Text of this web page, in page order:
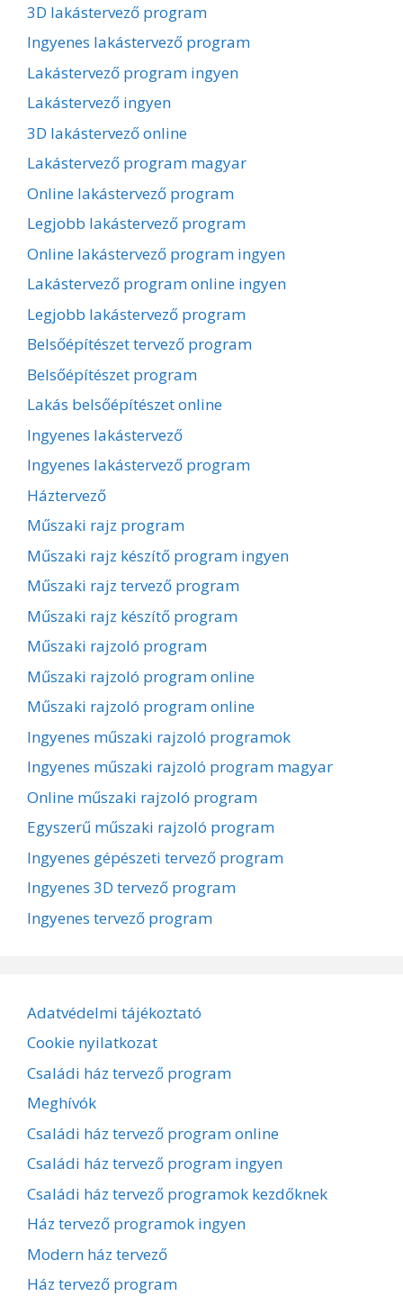
3D lakástervező program
Ingyenes lakástervező program
Lakástervező program ingyen
Lakástervező ingyen
3D lakástervező online
Lakástervező program magyar
Online lakástervező program
Legjobb lakástervező program
Online lakástervező program ingyen
Lakástervező program online ingyen
Legjobb lakástervező program
Belsőépítészet tervező program
Belsőépítészet program
Lakás belsőépítészet online
Ingyenes lakástervező
Ingyenes lakástervező program
Háztervező
Műszaki rajz program
Műszaki rajz készítő program ingyen
Műszaki rajz tervező program
Műszaki rajz készítő program
Műszaki rajzoló program
Műszaki rajzoló program online
Műszaki rajzoló program online
Ingyenes műszaki rajzoló programok
Ingyenes műszaki rajzoló program magyar
Online műszaki rajzoló program
Egyszerű műszaki rajzoló program
Ingyenes gépészeti tervező program
Ingyenes 3D tervező program
Ingyenes tervező program
Adatvédelmi tájékoztató
Cookie nyilatkozat
Családi ház tervező program
Meghívók
Családi ház tervező program online
Családi ház tervező program ingyen
Családi ház tervező programok kezdőknek
Ház tervező programok ingyen
Modern ház tervező
Ház tervező program